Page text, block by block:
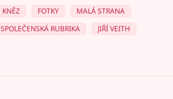
KNĚZ FOTKY
MALÁ STRANA
SPOLEČENSKÁ RUBRIKA
JIŘÍ VEITH